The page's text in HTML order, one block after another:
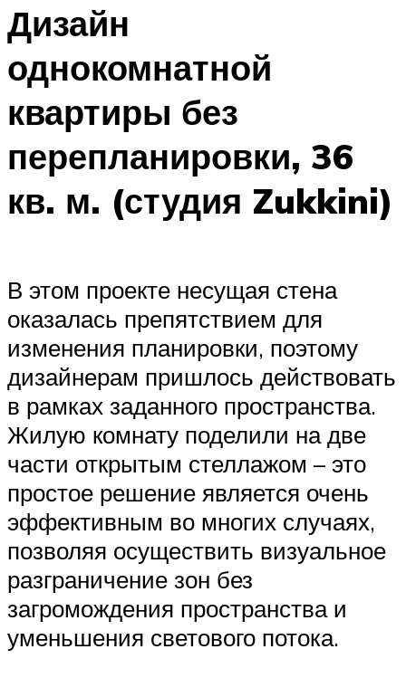
Дизайн
однокомнатной
квартиры без
перепланировки, 36
кв. м. (студия Zukkini)
В этом проекте несущая стена
оказалась препятствием для
изменения планировки, поэтому
дизайнерам пришлось действовать
в рамках заданного пространства.
Жилую комнату поделили на две
части открытым стеллажом – это
простое решение является очень
эффективным во многих случаях,
позволяя осуществить визуальное
разграничение зон без
загромождения пространства и
уменьшения светового потока.